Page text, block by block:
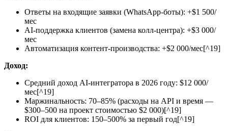
Ответы на входящие заявки (WhatsApp-боты): +$1 500/
мес
AI-поддержка клиентов (замена колл-центра): +$3 000/
мес
Автоматизация контент-производства: +$2 000/мес[^19]
Доход:
Средний доход AI-интегратора в 2026 году: $12 000/
мес[^19]
Маржинальность: 70–85% (расходы на API и время —
$300–500 на проект стоимостью $2 000)[^19]
ROI для клиентов: 150–500% за первый год[^19]